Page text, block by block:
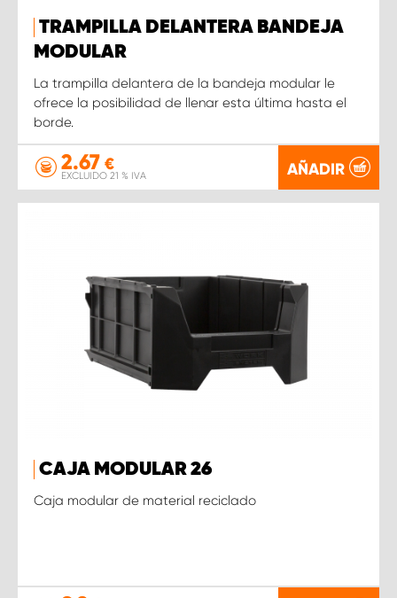
TRAMPILLA DELANTERA BANDEJA
MODULAR
La trampilla delantera de la bandeja modular le
ofrece la posibilidad de llenar esta última hasta el
borde.
2.67 €
EXCLUIDO 21 % IVA AÑADIR
CAJA MODULAR 26
Caja modular de material reciclado